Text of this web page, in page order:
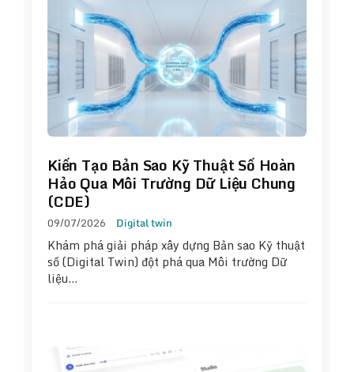
Kiến Tạo Bản Sao Kỹ Thuật Số Hoàn
Hảo Qua Môi Trường Dữ Liệu Chung
(CDE)
09/07/2026 Digital twin
Khám phá giải pháp xây dựng Bản sao Kỹ thuật
số (Digital Twin) đột phá qua Môi trường Dữ
liệu…